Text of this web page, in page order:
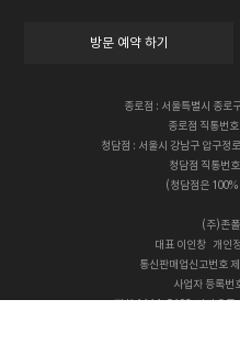
방문 예약 하기
종로점 : 서울특별시 종로
종로점 직통번
청담점 : 서울시 강남구 압구정
청담점 직통번
(청담점은 100%
(주)존
대표 이인창 개인
통신판매업신고번호
사업자 등록번
전화1661-5683, 카카오톡